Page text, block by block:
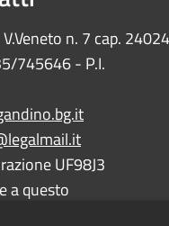
n. 7 cap. 24024
745646 - P.I.
UF98J3
a questo